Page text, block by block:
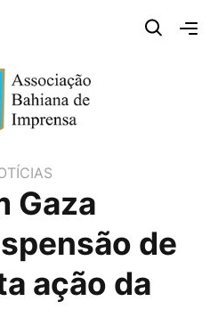
Gaza
de
ação da